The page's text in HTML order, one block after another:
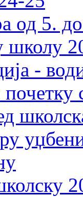
од 5.
школу
-